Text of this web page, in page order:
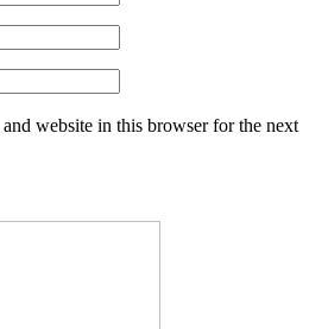
website in this browser for the next